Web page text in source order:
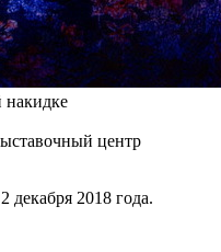
накидке
центр
декабря 2018 года.